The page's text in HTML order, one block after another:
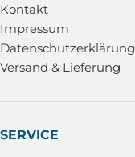
Kontakt
Impressum
Datenschutzerklärung
Versand & Lieferung
SERVICE